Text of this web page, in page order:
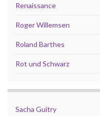
Renaissance
Roger Willemsen
Roland Barthes
Rot und Schwarz
Sacha Guitry